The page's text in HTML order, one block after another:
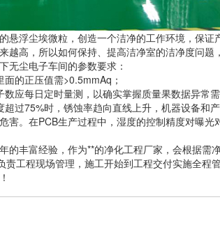
悬浮尘埃微粒，创造一个洁净的工作环境，保
越高，所以如何保持、提高洁净室的洁净度问
无尘电子车间的参数要求：
的正压值需>0.5mmAq；
应每日定时量测，以确实掌握质量果数据异常
超过75%时，锈蚀率趋向直线上升，机器设备和
害。在PCB生产过程中，湿度的控制精度对曝
的丰富经验，作为**的净化工程厂家，会根据需
工程现场管理，施工开始到工程交付实施全程